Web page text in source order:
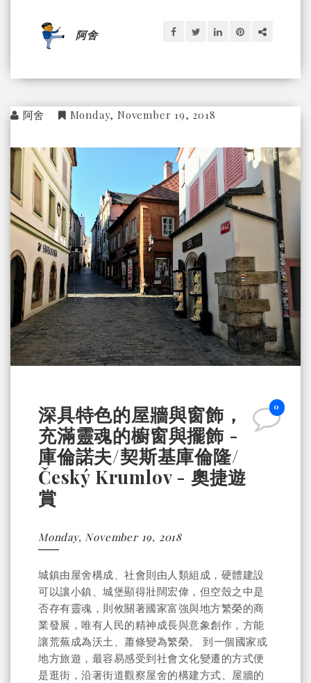
阿舍
阿舍 Monday, November 19, 2018
0
深具特色的屋牆與窗飾，
充滿靈魂的櫥窗與擺飾 -
庫倫諾夫/契斯基庫倫隆/
Český Krumlov - 奧捷遊
賞
Monday, November 19, 2018
城鎮由屋舍構成、社會則由人類組成，硬體建設
可以讓小鎮、城堡顯得壯闊宏偉，但空殼之中是
否存有靈魂，則攸關著國家富強與地方繁榮的商
業發展，唯有人民的精神成長與意象創作，方能
讓荒蕪成為沃土、蕭條變為繁榮。 到一個國家或
地方旅遊，最容易感受到社會文化變遷的方式便
是逛街，沿著街道觀察屋舍的構建方式、屋牆的